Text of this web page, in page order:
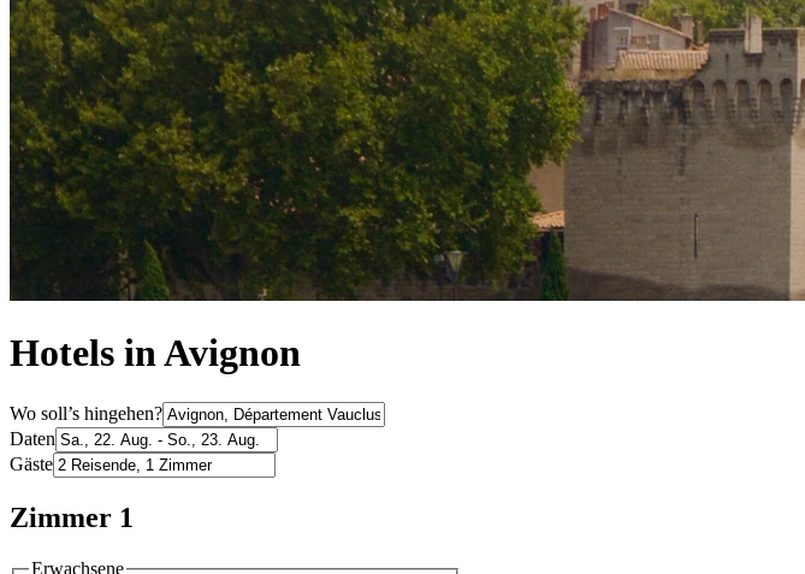
Hotels in Avignon
Wo soll’s hingehen?
Daten
Gäste
Zimmer 1
Erwachsene